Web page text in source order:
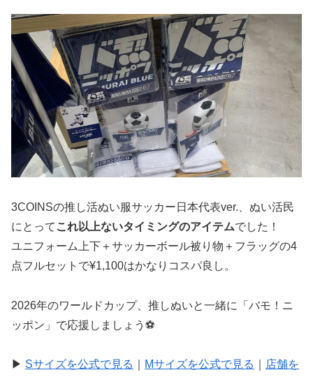
3COINSの推し活ぬい服サッカー日本代表ver.、ぬい活民
にとって これ以上ないタイミングのアイテムでした！
ユニフォーム上下＋サッカーボール被り物＋フラッグの4
点フルセットで¥1,100はかなりコスパ良し。
2026年のワールドカップ、推しぬいと一緒に「バモ！ニ
ッポン」で応援しましょう⚽
▶ Sサイズを公式で見る Mサイズを公式で見る
店舗を